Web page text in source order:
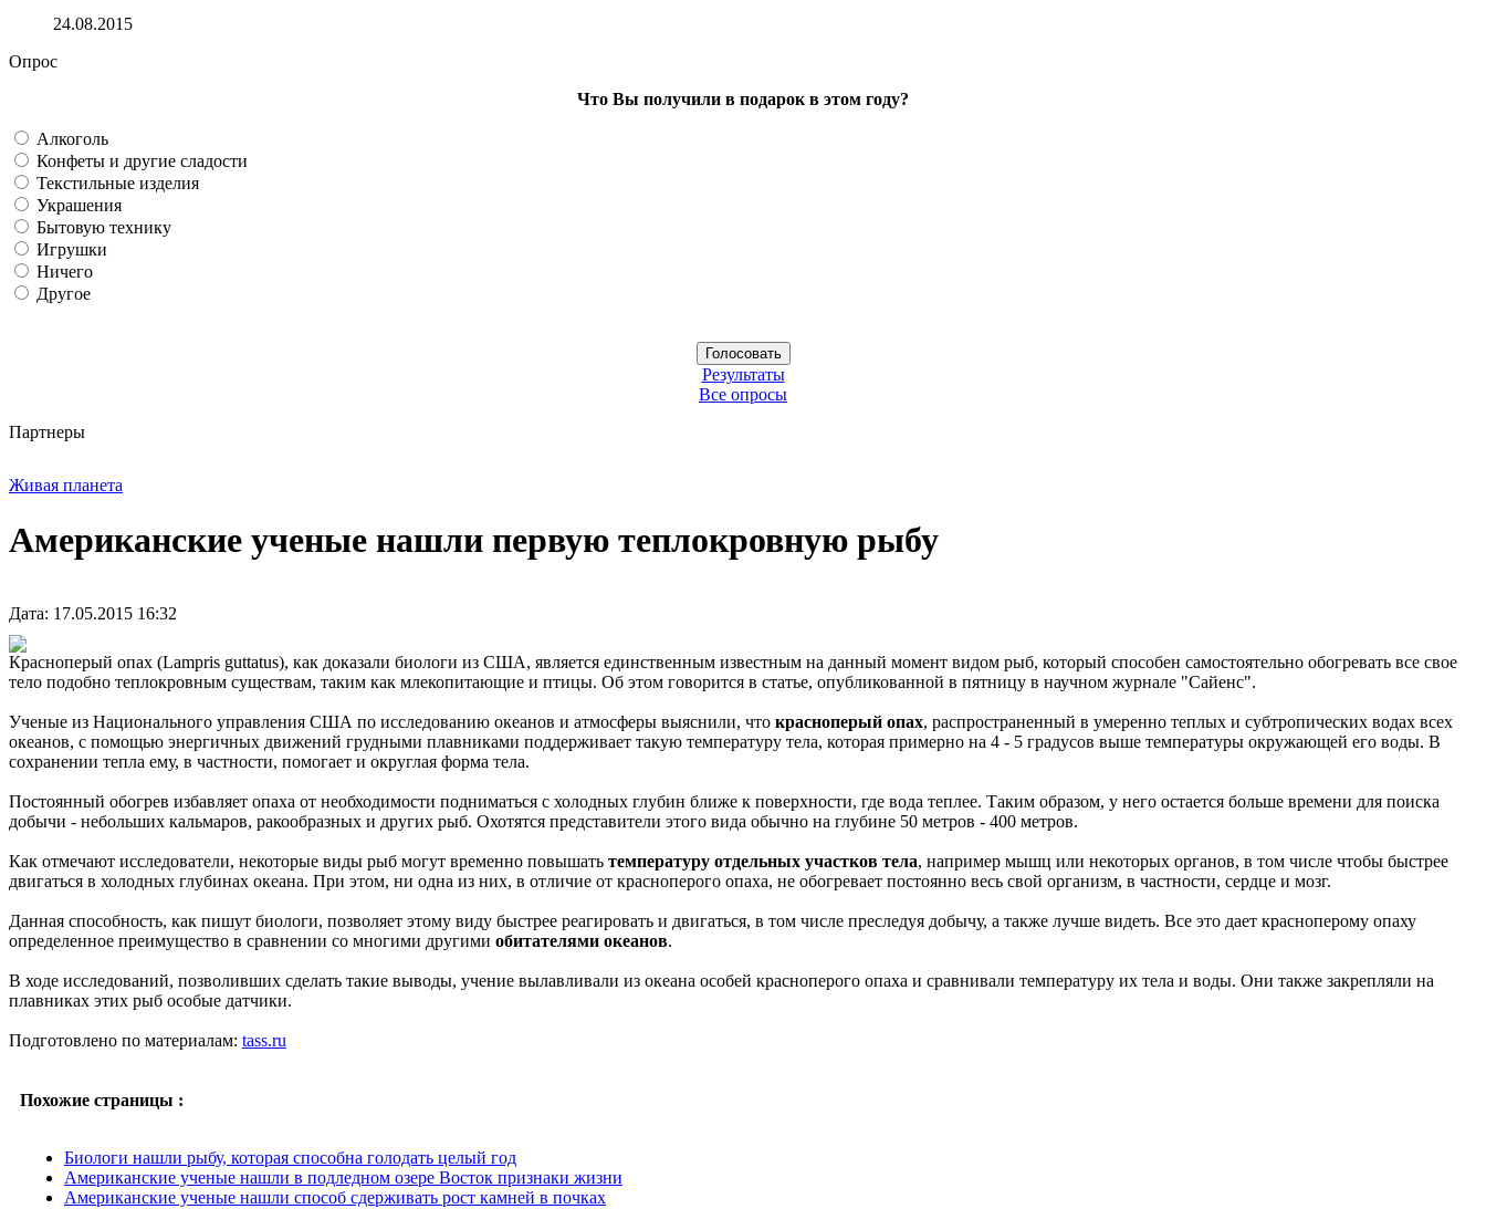
24.08.2015
Опрос
Что Вы получили в подарок в этом году?
Алкоголь
Конфеты и другие сладости
Текстильные изделия
Украшения
Бытовую технику
Игрушки
Ничего
Другое
Результаты
Все опросы
Партнеры
Живая планета
Американские ученые нашли первую теплокровную рыбу
Дата: 17.05.2015 16:32
Красноперый опах (Lampris guttatus), как доказали биологи из США, является единственным известным на данный момент видом рыб, который способен самостоятельно обогревать все свое
тело подобно теплокровным существам, таким как млекопитающие и птицы. Об этом говорится в статье, опубликованной в пятницу в научном журнале "Сайенс".
Ученые из Национального управления США по исследованию океанов и атмосферы выяснили, что красноперый опах, распространенный в умеренно теплых и субтропических водах всех
океанов, с помощью энергичных движений грудными плавниками поддерживает такую температуру тела, которая примерно на 4 - 5 градусов выше температуры окружающей его воды. В
сохранении тепла ему, в частности, помогает и округлая форма тела.
Постоянный обогрев избавляет опаха от необходимости подниматься с холодных глубин ближе к поверхности, где вода теплее. Таким образом, у него остается больше времени для поиска
добычи - небольших кальмаров, ракообразных и других рыб. Охотятся представители этого вида обычно на глубине 50 метров - 400 метров.
Как отмечают исследователи, некоторые виды рыб могут временно повышать температуру отдельных участков тела, например мышц или некоторых органов, в том числе чтобы быстрее
двигаться в холодных глубинах океана. При этом, ни одна из них, в отличие от красноперого опаха, не обогревает постоянно весь свой организм, в частности, сердце и мозг.
Данная способность, как пишут биологи, позволяет этому виду быстрее реагировать и двигаться, в том числе преследуя добычу, а также лучше видеть. Все это дает красноперому опаху
определенное преимущество в сравнении со многими другими обитателями океанов.
В ходе исследований, позволивших сделать такие выводы, учение вылавливали из океана особей красноперого опаха и сравнивали температуру их тела и воды. Они также закрепляли на
плавниках этих рыб особые датчики.
Подготовлено по материалам: tass.ru
Похожие страницы :
Биологи нашли рыбу, которая способна голодать целый год
Американские ученые нашли в подледном озере Восток признаки жизни
Американские ученые нашли способ сдерживать рост камней в почках